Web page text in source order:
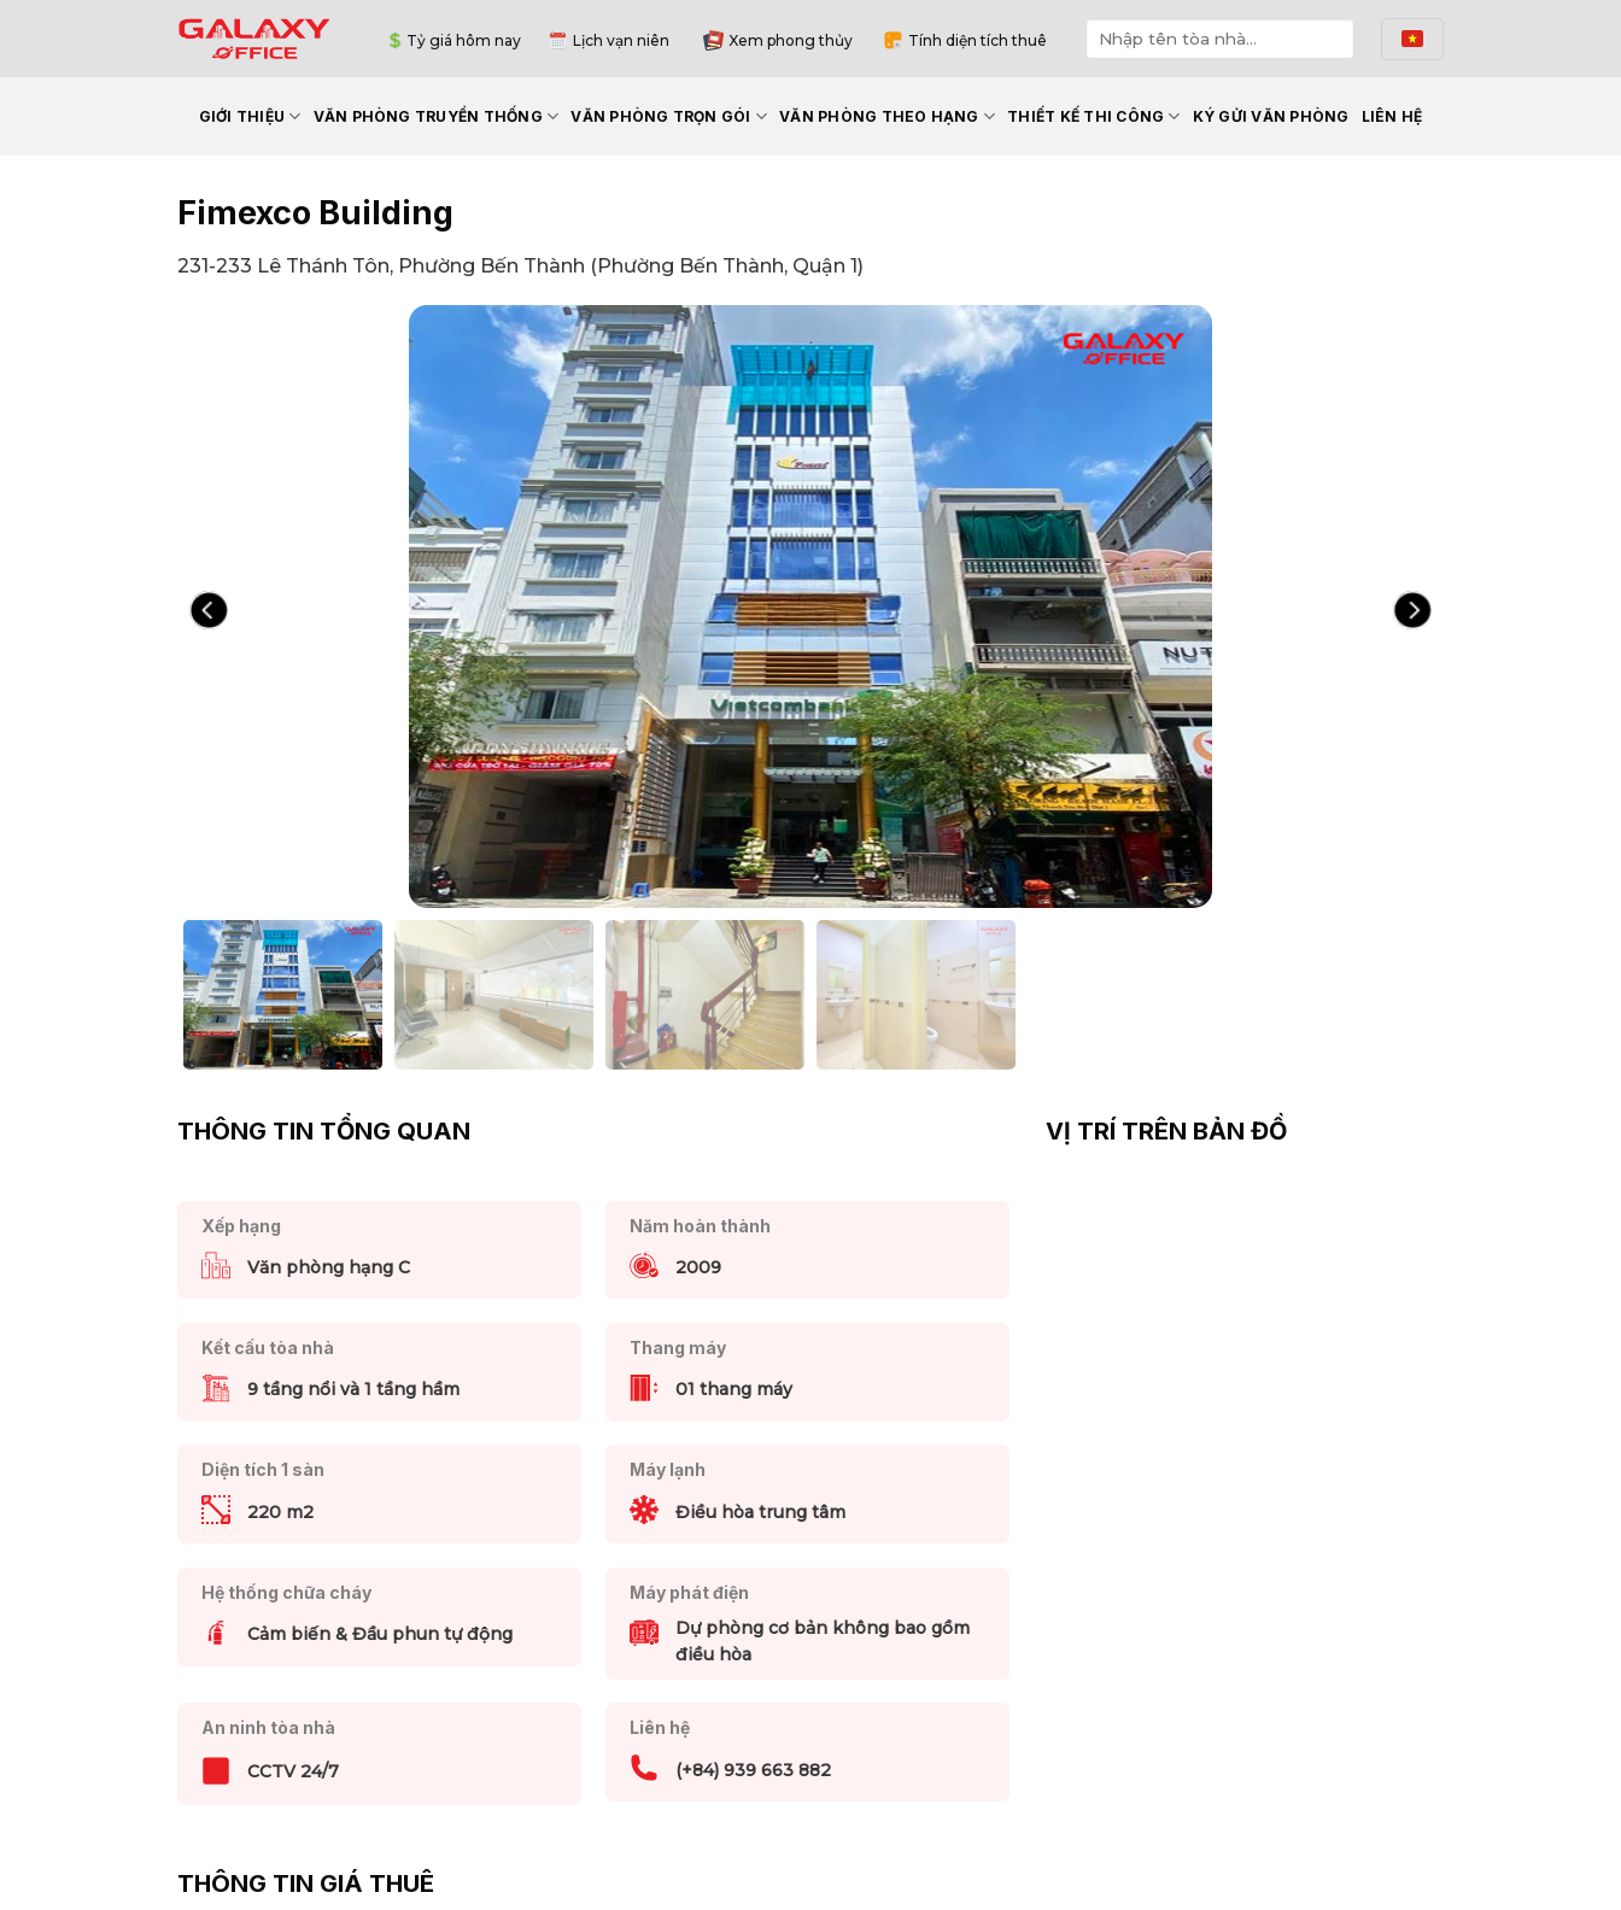
Tỷ giá hôm nay Lịch vạn niên Xem phong thủy Tính diện tích thuê
GIỚI THIỆU VĂN PHÒNG TRUYỀN THỐNG VĂN PHÒNG TRỌN GÓI VĂN PHÒNG THEO HẠNG THIẾT KẾ THI CÔNG KÝ GỬI VĂN PHÒNG LIÊN HỆ
Fimexco Building
231-233 Lê Thánh Tôn, Phường Bến Thành (Phường Bến Thành, Quận 1)
THÔNG TIN TỔNG QUAN
Xếp hạng
Văn phòng hạng C
Năm hoàn thành
2009
Kết cấu tòa nhà
9 tầng nổi và 1 tầng hầm
Thang máy
01 thang máy
Diện tích 1 sàn
220 m2
Máy lạnh
Điều hòa trung tâm
Hệ thống chữa cháy
Cảm biến & Đầu phun tự động
Máy phát điện
Dự phòng cơ bản không bao gồm
điều hòa
An ninh tòa nhà
CCTV 24/7
Liên hệ
(+84) 939 663 882
THÔNG TIN GIÁ THUÊ
VỊ TRÍ TRÊN BẢN ĐỒ